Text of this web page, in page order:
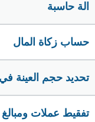
الة حاسبة
حساب زكاة المال
تحديد حجم العينة
تفقيط عملات ومبالغ